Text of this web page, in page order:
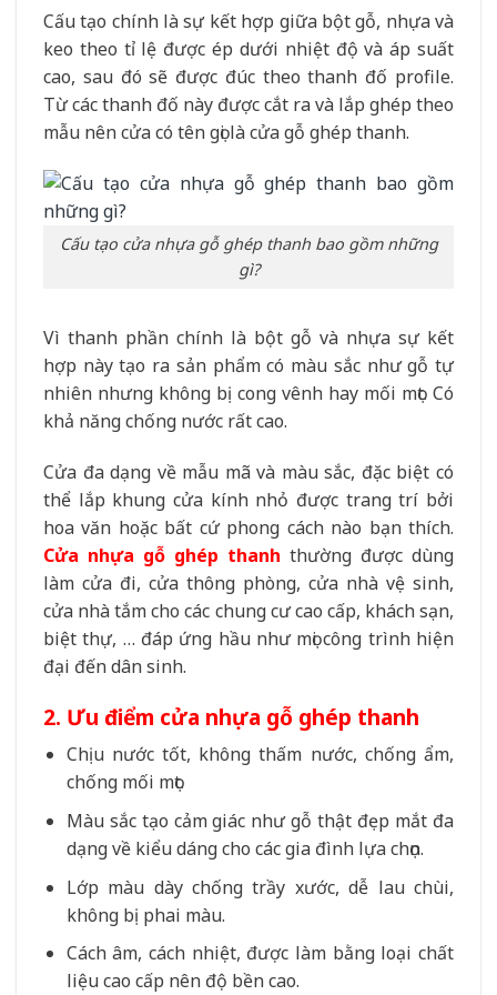
Cấu tạo chính là sự kết hợp giữa bột gỗ, nhựa và
keo theo tỉ lệ được ép dưới nhiệt độ và áp suất
cao, sau đó sẽ được đúc theo thanh đố profile.
Từ các thanh đố này được cắt ra và lắp ghép theo
mẫu nên cửa có tên gọi là cửa gỗ ghép thanh.
Cấu tạo cửa nhựa gỗ ghép thanh bao gồm những
gì?
Vì thanh phần chính là bột gỗ và nhựa sự kết
hợp này tạo ra sản phẩm có màu sắc như gỗ tự
nhiên nhưng không bị cong vênh hay mối mọt. Có
khả năng chống nước rất cao.
Cửa đa dạng về mẫu mã và màu sắc, đặc biệt có
thể lắp khung cửa kính nhỏ được trang trí bởi
hoa văn hoặc bất cứ phong cách nào bạn thích.
Cửa nhựa gỗ ghép thanh thường được dùng
làm cửa đi, cửa thông phòng, cửa nhà vệ sinh,
cửa nhà tắm cho các chung cư cao cấp, khách sạn,
biệt thự, … đáp ứng hầu như mọi công trình hiện
đại đến dân sinh.
2. Ưu điểm cửa nhựa gỗ ghép thanh
Chịu nước tốt, không thấm nước, chống ẩm,
chống mối mọt.
Màu sắc tạo cảm giác như gỗ thật đẹp mắt đa
dạng về kiểu dáng cho các gia đình lựa chọn.
Lớp màu dày chống trầy xước, dễ lau chùi,
không bị phai màu.
Cách âm, cách nhiệt, được làm bằng loại chất
liệu cao cấp nên độ bền cao.